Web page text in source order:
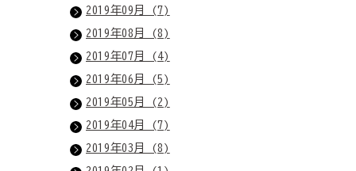
2019年09月 (7)
2019年08月 (8)
2019年07月 (4)
2019年06月 (5)
2019年05月 (2)
2019年04月 (7)
2019年03月 (8)